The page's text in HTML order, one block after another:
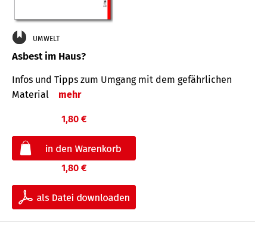
UMWELT
Asbest im Haus?
Infos und Tipps zum Um­gang mit dem ge­fähr­lichen
Mate­rial
mehr
1,80 €
1,80 €